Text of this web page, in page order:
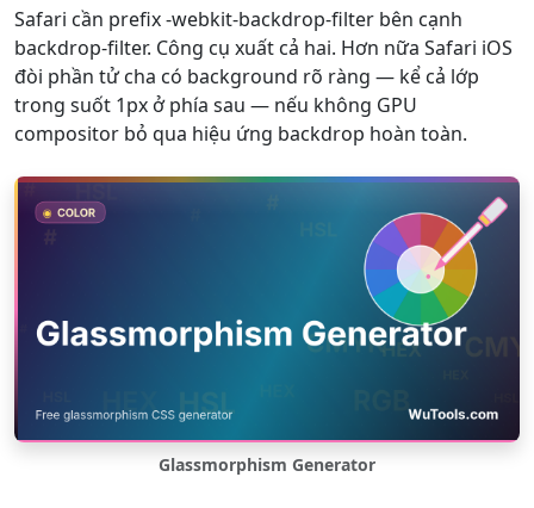
Safari cần prefix -webkit-backdrop-filter bên cạnh
backdrop-filter. Công cụ xuất cả hai. Hơn nữa Safari iOS
đòi phần tử cha có background rõ ràng — kể cả lớp
trong suốt 1px ở phía sau — nếu không GPU
compositor bỏ qua hiệu ứng backdrop hoàn toàn.
Glassmorphism Generator